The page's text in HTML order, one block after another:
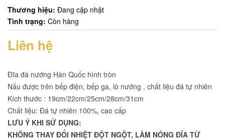
Thương hiệu: Đang cập nhật
Tình trạng: Còn hàng
Liên hệ
Đĩa đá nướng Hàn Quốc hình tròn
Nấu được trên bếp điện, bếp ga, lò nướng , chất liệu đá tự nhiên
Kích thước : 19cm/22cm/25cm/28cm/31cm
Chất liệu: Đá tự nhiên 100%, cao cấp
LƯU Ý KHI SỬ DỤNG:
KHÔNG THAY ĐỔI NHIỆT ĐỘT NGỘT, LÀM NÓNG ĐĨA TỪ